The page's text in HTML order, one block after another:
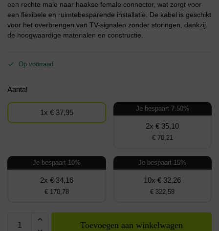
een rechte male naar haakse female connector, wat zorgt voor
een flexibele en ruimtebesparende installatie. De kabel is geschikt
voor het overbrengen van TV-signalen zonder storingen, dankzij
de hoogwaardige materialen en constructie.
Op voorraad
Aantal
1x € 37,95 Je bespaart 7.50%
2x € 35,10
€ 70,21
Je bespaart 10%
2x € 34,16
€ 170,78
Je bespaart 15%
10x € 32,26
€ 322,58
Toevoegen aan winkelwagen